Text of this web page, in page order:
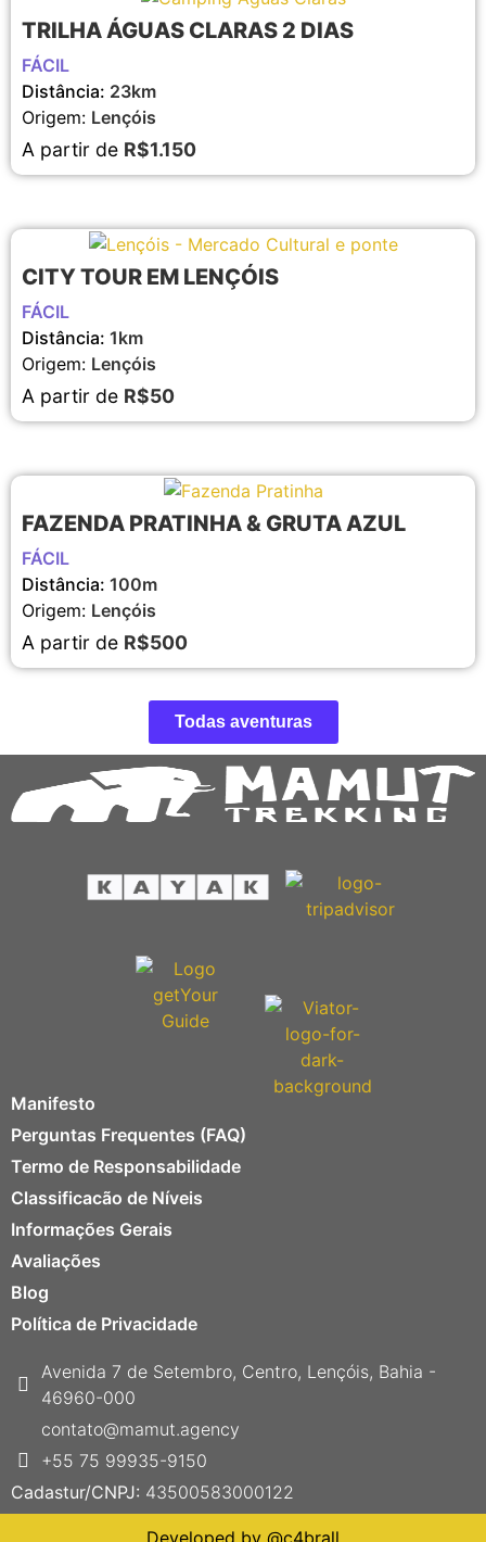
TRILHA ÁGUAS CLARAS 2 DIAS
FÁCIL
Distância: 23km
Origem: Lençóis
A partir de R$1.150
CITY TOUR EM LENÇÓIS
FÁCIL
Distância: 1km
Origem: Lençóis
A partir de R$50
FAZENDA PRATINHA & GRUTA AZUL
FÁCIL
Distância: 100m
Origem: Lençóis
A partir de R$500
Todas aventuras
Manifesto
Perguntas Frequentes (FAQ)
Termo de Responsabilidade
Classificacão de Níveis
Informações Gerais
Avaliações
Blog
Política de Privacidade
Avenida 7 de Setembro, Centro, Lençóis, Bahia -
46960-000
contato@mamut.agency
+55 75 99935-9150
Cadastur/CNPJ: 43500583000122
Developed by @c4brall